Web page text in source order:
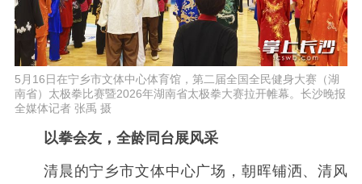
5月16日在宁乡市文体中心体育馆，第二届全国全民健身大赛（湖
南省）太极拳比赛暨2026年湖南省太极拳大赛拉开帷幕。长沙晚报
全媒体记者 张禹 摄
以拳会友，全龄同台展风采
清晨的宁乡市文体中心广场，朝晖铺洒、清风